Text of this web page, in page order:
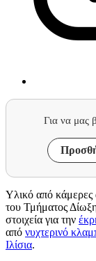
Για να μας
Υλικό από κάμερες
του Τμήματος
στοιχεία για την
από νυχτερινό
Ιλίσια.